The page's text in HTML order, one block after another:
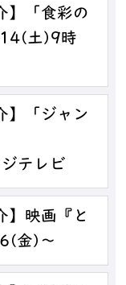
】「食彩の
土)9時
】「ジャン
テレビ
】映画『と
金)～